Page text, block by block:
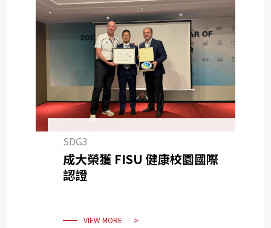
SDG3
成大榮獲 FISU 健康校園國際
認證
VIEW MORE